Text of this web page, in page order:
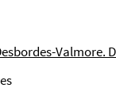
Valmore.
avoué, à Arthur
à Arthur Pougin et
à Arthur Pougin
de Mme Desbordes-